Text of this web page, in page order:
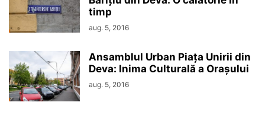
timp
aug. 5, 2016
Ansamblul Urban Piața Unirii din
Deva: Inima Culturală a Orașului
aug. 5, 2016